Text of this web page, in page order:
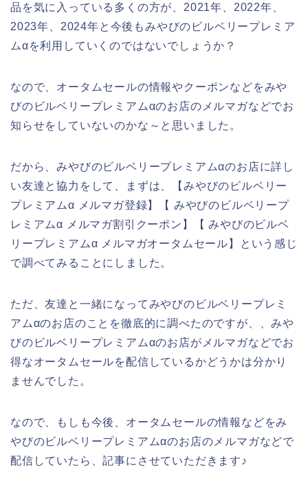
品を気に入っている多くの方が、2021年、2022年、
2023年、2024年と今後もみやびのビルベリープレミア
ムαを利用していくのではないでしょうか？
なので、オータムセールの情報やクーポンなどをみや
びのビルベリープレミアムαのお店のメルマガなどでお
知らせをしていないのかな～と思いました。
だから、みやびのビルベリープレミアムαのお店に詳し
い友達と協力をして、まずは、【みやびのビルベリー
プレミアムα メルマガ登録】【 みやびのビルベリープ
レミアムα メルマガ割引クーポン】【 みやびのビルベ
リープレミアムα メルマガオータムセール】という感じ
で調べてみることにしました。
ただ、友達と一緒になってみやびのビルベリープレミ
アムαのお店のことを徹底的に調べたのですが、、みや
びのビルベリープレミアムαのお店がメルマガなどでお
得なオータムセールを配信しているかどうかは分かり
ませんでした。
なので、もしも今後、オータムセールの情報などをみ
やびのビルベリープレミアムαのお店のメルマガなどで
配信していたら、記事にさせていただきます♪